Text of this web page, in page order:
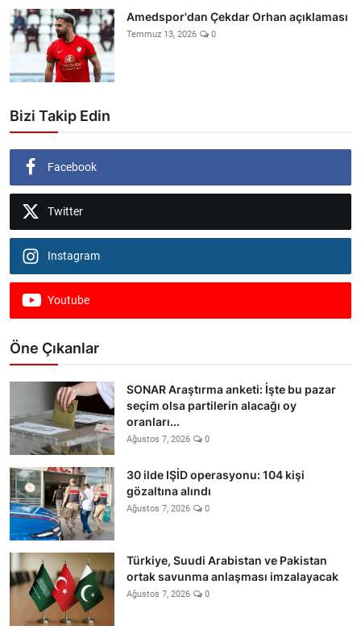
Amedspor'dan Çekdar Orhan açıklaması
Temmuz 13, 2026 0
Bizi Takip Edin
Facebook
Twitter
Instagram
Youtube
Öne Çıkanlar
SONAR Araştırma anketi: İşte bu pazar
seçim olsa partilerin alacağı oy
oranları...
Ağustos 7, 2026 0
30 ilde IŞİD operasyonu: 104 kişi
gözaltına alındı
Ağustos 7, 2026 0
Türkiye, Suudi Arabistan ve Pakistan
ortak savunma anlaşması imzalayacak
Ağustos 7, 2026 0